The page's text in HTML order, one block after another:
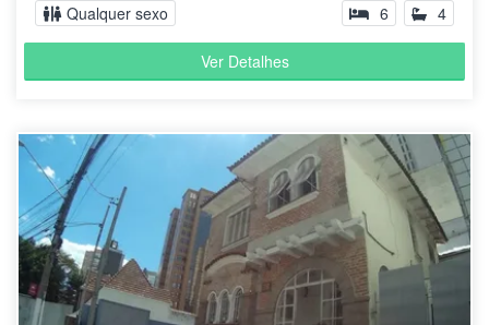
Qualquer sexo 6 4
Ver Detalhes